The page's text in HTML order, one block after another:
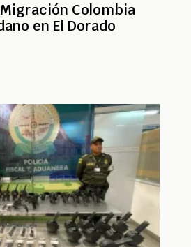
Colombia
en El Dorado